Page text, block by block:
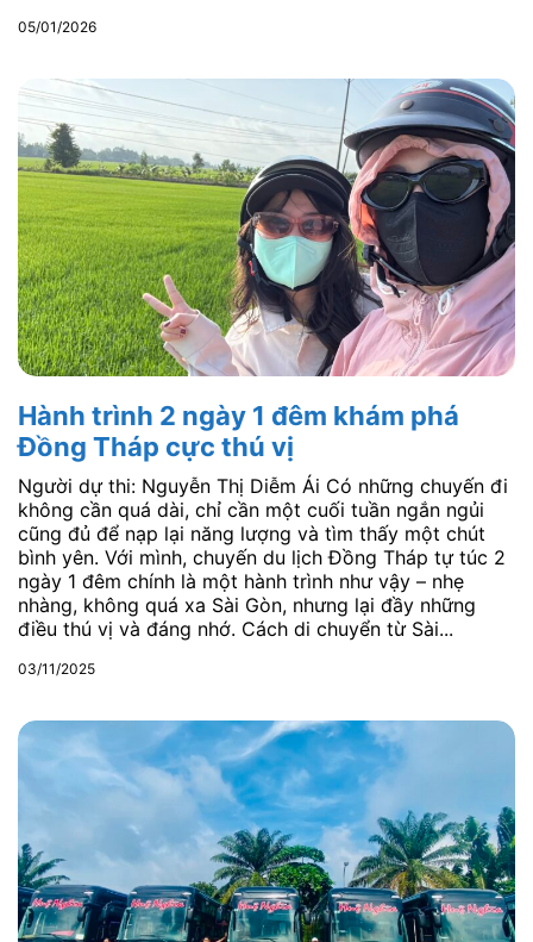
05/01/2026
Hành trình 2 ngày 1 đêm khám phá
Đồng Tháp cực thú vị
Người dự thi: Nguyễn Thị Diễm Ái Có những chuyến đi
không cần quá dài, chỉ cần một cuối tuần ngắn ngủi
cũng đủ để nạp lại năng lượng và tìm thấy một chút
bình yên. Với mình, chuyến du lịch Đồng Tháp tự túc 2
ngày 1 đêm chính là một hành trình như vậy – nhẹ
nhàng, không quá xa Sài Gòn, nhưng lại đầy những
điều thú vị và đáng nhớ. Cách di chuyển từ Sài...
03/11/2025